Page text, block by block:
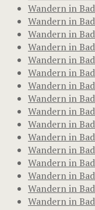
Wandern in
Wandern in
Wandern in
Wandern in
Wandern in
Wandern in
Wandern in
Wandern in
Wandern in
Wandern in
Wandern in
Wandern in
Wandern in
Wandern in
Wandern in
Wandern in